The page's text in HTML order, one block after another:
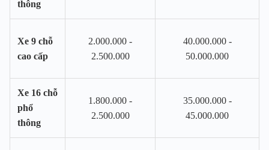
thông
Xe 9 chỗ
cao cấp
2.000.000 -
2.500.000
40.000.000 -
50.000.000
Xe 16 chỗ
phổ
thông
1.800.000 -
2.500.000
35.000.000 -
45.000.000